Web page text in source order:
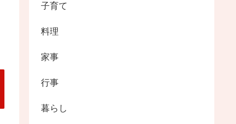
子育て
料理
家事
行事
暮らし